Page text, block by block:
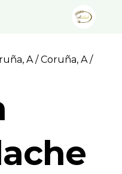
A/Coruña, A/